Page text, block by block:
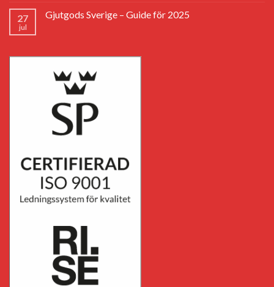
27
jul
Gjutgods Sverige – Guide för 2025